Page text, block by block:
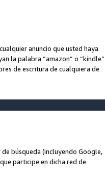
anuncio que usted haya
la palabra “amazon” o “kindle”
de escritura de cualquiera de
búsqueda (incluyendo Google,
participe en dicha red de